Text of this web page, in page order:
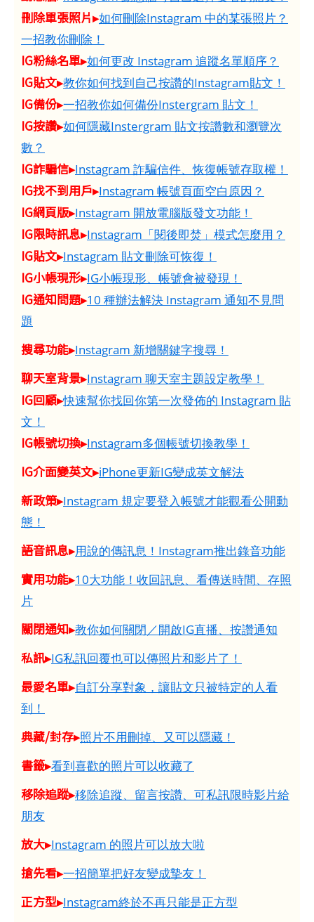
刪除單張照片▸如何刪除Instagram 中的某張照片？
一招教你刪除！
IG粉絲名單▸如何更改 Instagram 追蹤名單順序？
IG貼文▸教你如何找到自己按讚的Instagram貼文！
IG備份▸一招教你如何備份Instergram 貼文！
IG按讚▸如何隱藏Instergram 貼文按讚數和瀏覽次
數？
IG詐騙信▸Instagram 詐騙信件、恢復帳號存取權！
IG找不到用戶▸Instagram 帳號頁面空白原因？
IG網頁版▸Instagram 開放電腦版發文功能！
IG限時訊息▸Instagram「閱後即焚」模式怎麼用？
IG貼文▸Instagram 貼文刪除可恢復！
IG小帳現形▸IG小帳現形、帳號會被發現！
IG通知問題▸10 種辦法解決 Instagram 通知不見問
題
搜尋功能▸Instagram 新增關鍵字搜尋！
聊天室背景▸Instagram 聊天室主題設定教學！
IG回顧▸快速幫你找回你第一次發佈的 Instagram 貼
文！
IG帳號切換▸Instagram多個帳號切換教學！
IG介面變英文▸iPhone更新IG變成英文解法
新政策▸Instagram 規定要登入帳號才能觀看公開動
態！
語音訊息▸用說的傳訊息！Instagram推出錄音功能
實用功能▸10大功能！收回訊息、看傳送時間、存照
片
關閉通知▸教你如何關閉／開啟IG直播、按讚通知
私訊▸IG私訊回覆也可以傳照片和影片了！
最愛名單▸自訂分享對象，讓貼文只被特定的人看
到！
典藏/封存▸照片不用刪掉、又可以隱藏！
書籤▸看到喜歡的照片可以收藏了
移除追蹤▸移除追蹤、留言按讚、可私訊限時影片給
朋友
放大▸Instagram 的照片可以放大啦
搶先看▸一招簡單把好友變成摯友！
正方型▸Instagram終於不再只能是正方型